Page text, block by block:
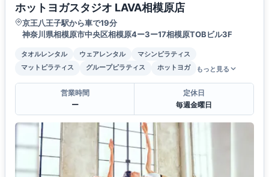
ホットヨガスタジオ LAVA相模原店
京王八王子駅から車で19分
神奈川県相模原市中央区相模原4ー3ー17相模原TOBビル3F
タオルレンタル ウェアレンタル
マシンピラティス
マットピラティス
グループピラティス ホットヨガ もっと見る
営業時間
ー
定休日
毎週金曜日